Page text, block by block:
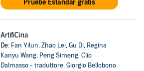
Pruebe Estándar gratis
ArtifiCina
De: Fan Yilun,Zhao Lei,Gu Di, Regina
Kanyu Wang, Peng Simeng,Clio
Dalmasso - traduttore,Giorgio Bellobono